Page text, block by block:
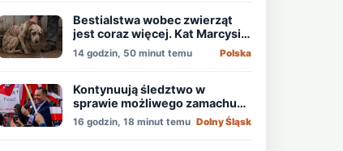
Bestialstwa wobec zwierząt
jest coraz więcej. Kat Marcysia
usłyszał wyrok
14 godzin, 50 minut temu Polska
Kontynuują śledztwo w
sprawie możliwego zamachu
na obecnego prezydenta
Nawrockiego
16 godzin, 18 minut temu Dolny Śląsk